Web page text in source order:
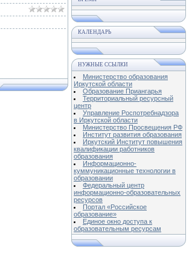
КАЛЕНДАРЬ
НУЖНЫЕ ССЫЛКИ
Министерство образования
Иркутской области
Образование Приангарья
Территориальный ресурсный
центр
Управление Роспотребнадзора
в Иркутской области
Министерство Просвещения РФ
Институт развития образования
Иркутский Институт повышения
квалификации работников
образования
Информационно-
куммуникационные технологии в
образовании
Федеральный центр
информационно-образовательных
ресурсов
Портал «Российское
образование»
Единое окно доступа к
образовательным ресурсам